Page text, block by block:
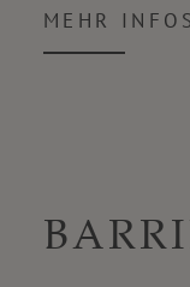
MEHR INFOS